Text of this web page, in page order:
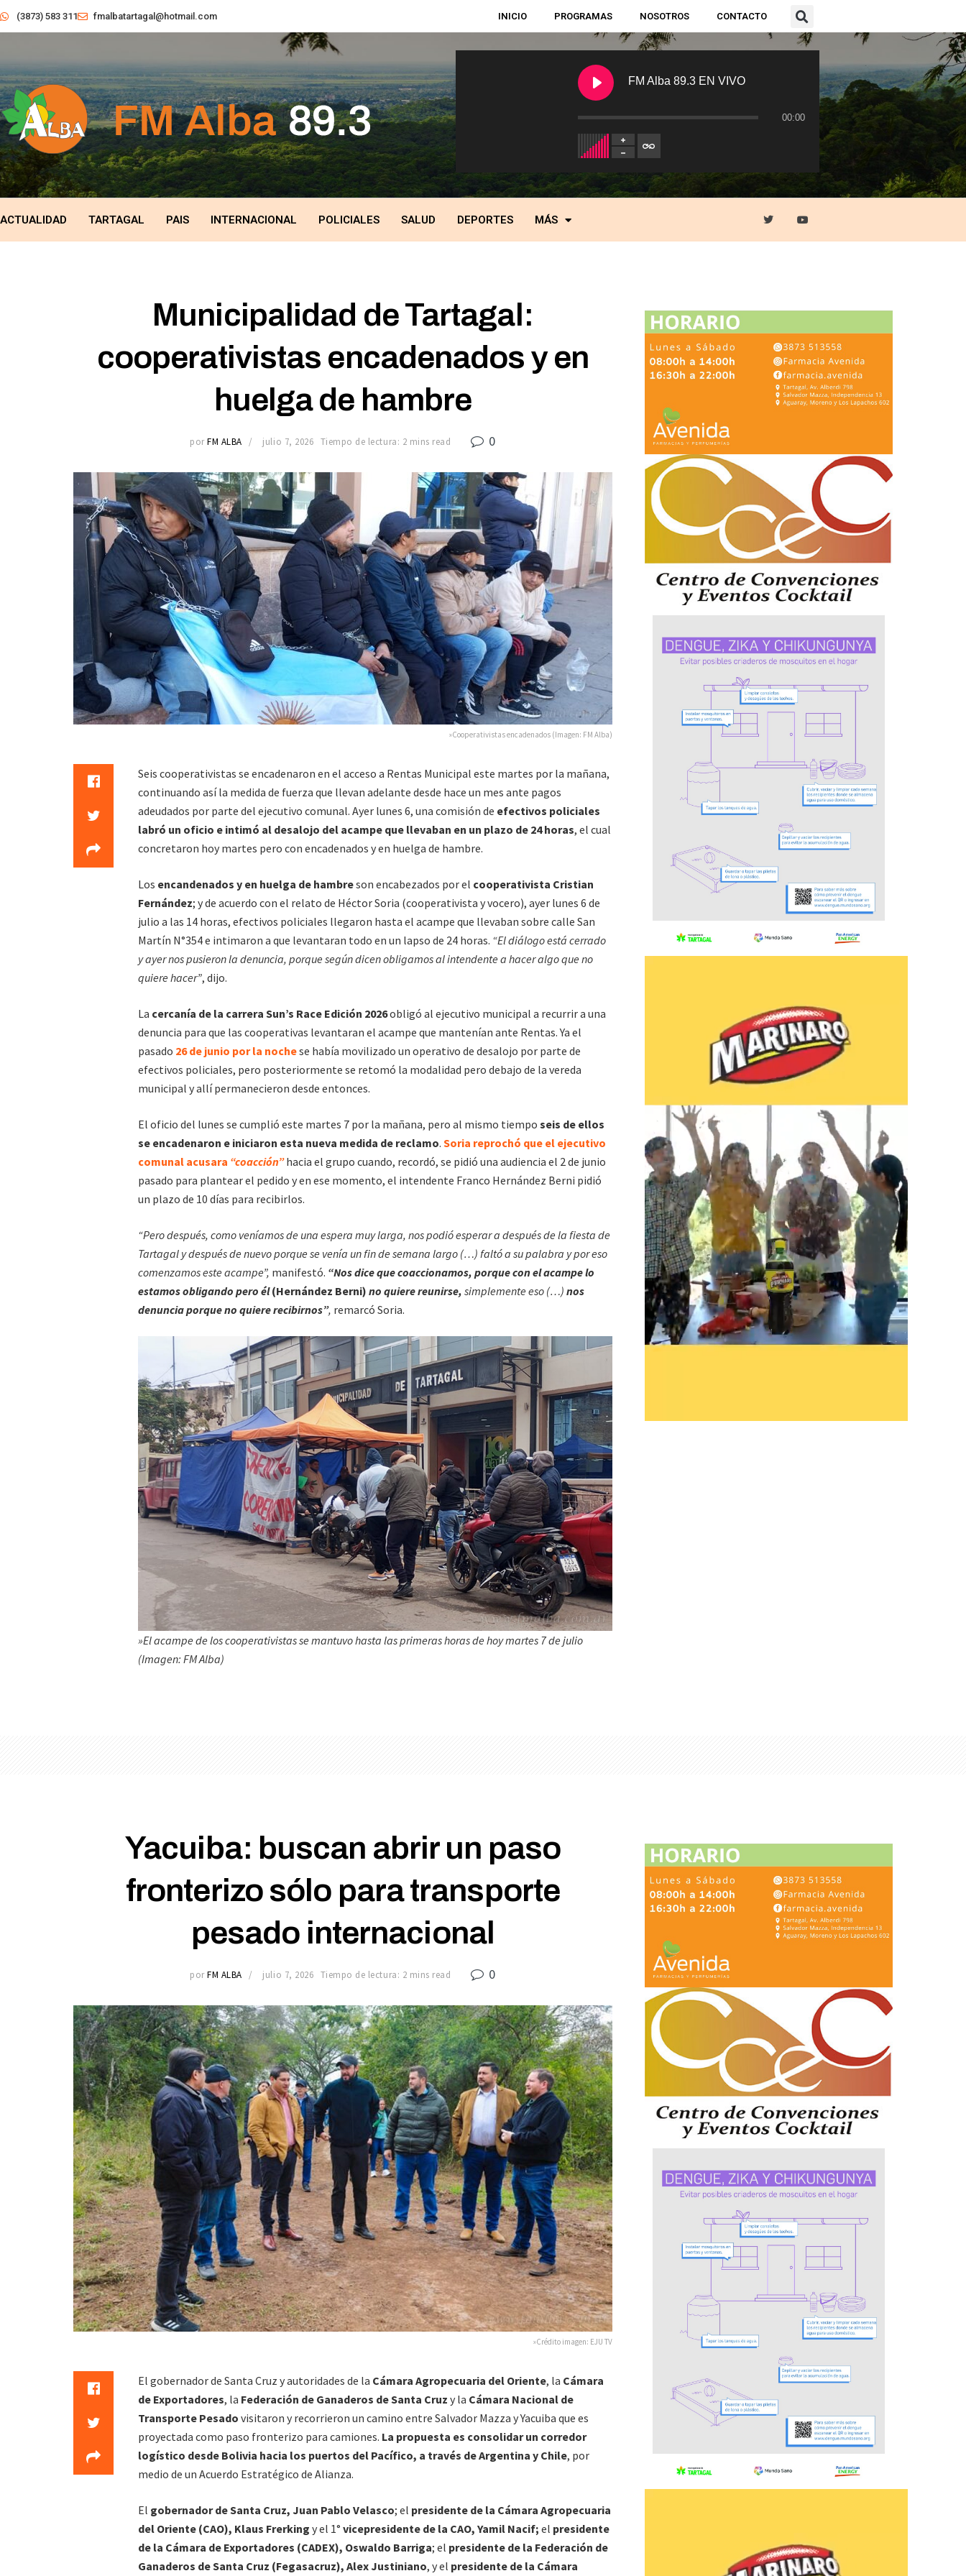
(3873) 583 311 fmalbatartagal@hotmail.com INICIO PROGRAMAS NOSOTROS CONTACTO
FM Alba 89.3 EN VIVO
00:00
ACTUALIDAD TARTAGAL PAIS INTERNACIONAL POLICIALES SALUD DEPORTES MÁS
Municipalidad de Tartagal:
cooperativistas encadenados y en
huelga de hambre
por FM ALBA julio 7, 2026 Tiempo de lectura: 2 mins read 0
»Cooperativistas encadenados (Imagen: FM Alba)
Seis cooperativistas se encadenaron en el acceso a Rentas Municipal este martes por la mañana,
continuando así la medida de fuerza que llevan adelante desde hace un mes ante pagos
adeudados por parte del ejecutivo comunal. Ayer lunes 6, una comisión de efectivos policiales
labró un oficio e intimó al desalojo del acampe que llevaban en un plazo de 24 horas, el cual
concretaron hoy martes pero con encadenados y en huelga de hambre.
Los encandenados y en huelga de hambreson encabezados por el cooperativista Cristian
Fernández; y de acuerdo con el relato de Héctor Soria (cooperativista y vocero), ayer lunes 6 de
julio a las 14 horas, efectivos policiales llegaron hasta el acampe que llevaban sobre calle San
Martín N°354 e intimaron a que levantaran todo en un lapso de 24 horas. “El diálogo está cerrado
y ayer nos pusieron la denuncia, porque según dicen obligamos al intendente a hacer algo que no
quiere hacer”, dijo.
La cercanía de la carrera Sun’s Race Edición 2026obligó al ejecutivo municipal a recurrir a una
denuncia para que las cooperativas levantaran el acampe que mantenían ante Rentas. Ya el
pasado 26 de junio por la nochese había movilizado un operativo de desalojo por parte de
efectivos policiales, pero posteriormente se retomó la modalidad pero debajo de la vereda
municipal y allí permanecieron desde entonces.
El oficio del lunes se cumplió este martes 7 por la mañana, pero al mismo tiempo seis de ellos
se encadenaron e iniciaron esta nueva medida de reclamo. Soria reprochó que el ejecutivo
comunal acusara “coacción”hacia el grupo cuando, recordó, se pidió una audiencia el 2 de junio
pasado para plantear el pedido y en ese momento, el intendente Franco Hernández Berni pidió
un plazo de 10 días para recibirlos.
“Pero después, como veníamos de una espera muy larga, nos podió esperar a después de la fiesta de
Tartagal y después de nuevo porque se venía un fin de semana largo (…) faltó a su palabra y por eso
comenzamos este acampe”, manifestó. “Nos dice que coaccionamos, porque con el acampe lo
estamos obligando pero él(Hernández Berni) no quiere reunirse, simplemente eso (…) nos
denuncia porque no quiere recibirnos”, remarcó Soria.
»El acampe de los cooperativistas se mantuvo hasta las primeras horas de hoy martes 7 de julio
(Imagen: FM Alba)
Yacuiba: buscan abrir un paso
fronterizo sólo para transporte
pesado internacional
por FM ALBA julio 7, 2026 Tiempo de lectura: 2 mins read 0
»Crédito imagen: EJU TV
El gobernador de Santa Cruz y autoridades de la Cámara Agropecuaria del Oriente, la Cámara
de Exportadores, la Federación de Ganaderos de Santa Cruz y la Cámara Nacional de
Transporte Pesado visitaron y recorrieron un camino entre Salvador Mazza y Yacuiba que es
proyectada como paso fronterizo para camiones. La propuesta es consolidar un corredor
logístico desde Bolivia hacia los puertos del Pacífico, a través de Argentina y Chile, por
medio de un Acuerdo Estratégico de Alianza.
El gobernador de Santa Cruz, Juan Pablo Velasco; el presidente de la Cámara Agropecuaria
del Oriente (CAO), Klaus Frerking y el 1° vicepresidente de la CAO, Yamil Nacif; el presidente
de la Cámara de Exportadores (CADEX), Oswaldo Barriga; el presidente de la Federación de
Ganaderos de Santa Cruz (Fegasacruz), Alex Justiniano, y el presidente de la Cámara